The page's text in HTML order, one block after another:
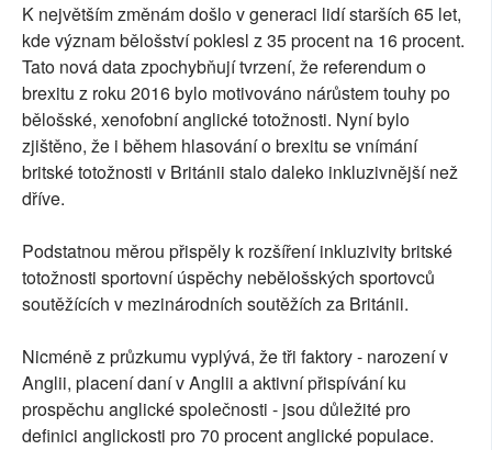
K největším změnám došlo v generaci lidí starších 65 let,
kde význam bělošství poklesl z 35 procent na 16 procent.
Tato nová data zpochybňují tvrzení, že referendum o
brexitu z roku 2016 bylo motivováno nárůstem touhy po
bělošské, xenofobní anglické totožnosti. Nyní bylo
zjištěno, že i během hlasování o brexitu se vnímání
britské totožnosti v Británii stalo daleko inkluzivnější než
dříve.
Podstatnou měrou přispěly k rozšíření inkluzivity britské
totožnosti sportovní úspěchy nebělošských sportovců
soutěžících v mezinárodních soutěžích za Británii.
Nicméně z průzkumu vyplývá, že tři faktory - narození v
Anglii, placení daní v Anglii a aktivní přispívání ku
prospěchu anglické společnosti - jsou důležité pro
definici anglickosti pro 70 procent anglické populace.